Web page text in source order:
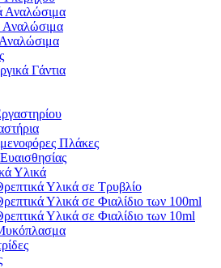
Αναλώσιμα
Αναλώσιμα
Γάντια
Πλάκες
Υλικά
Υλικά σε Τρυβλίο
Υλικά σε Φιαλίδιο των 100ml
Υλικά σε Φιαλίδιο των 10ml